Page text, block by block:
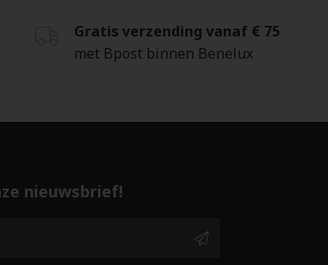
Gratis verzending vanaf € 75
met Bpost binnen Benelux
nieuwsbrief!